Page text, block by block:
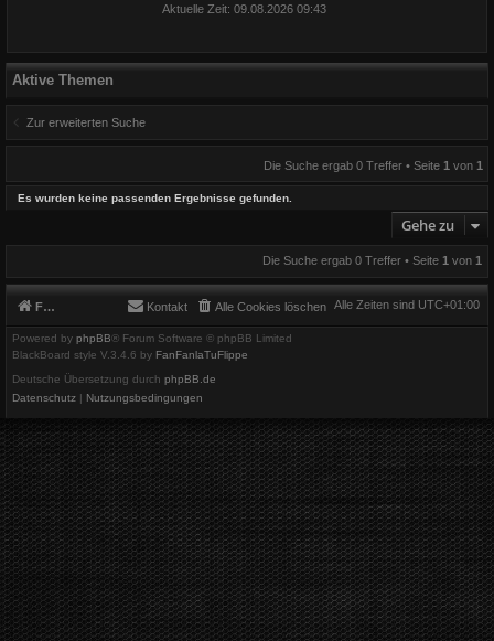
Aktuelle Zeit: 09.08.2026 09:43
Aktive Themen
Zur erweiterten Suche
Die Suche ergab 0 Treffer • Seite 1 von 1
Es wurden keine passenden Ergebnisse gefunden.
Gehe zu
Die Suche ergab 0 Treffer • Seite 1 von 1
Foren-Übersicht Alle Zeiten sind UTC+01:00
Alle Cookies löschen
Kontakt
Powered by phpBB® Forum Software © phpBB Limited
BlackBoard style V.3.4.6 by FanFanlaTuFlippe
Deutsche Übersetzung durch phpBB.de
Datenschutz
Nutzungsbedingungen